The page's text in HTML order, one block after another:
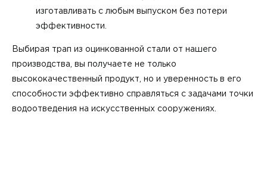
изготавливать с любым выпуском без потери
эффективности.
Выбирая трап из оцинкованной стали от нашего
производства, вы получаете не только
высококачественный продукт, но и уверенность в его
способности эффективно справляться с задачами точки
водоотведения на искусственных сооружениях.